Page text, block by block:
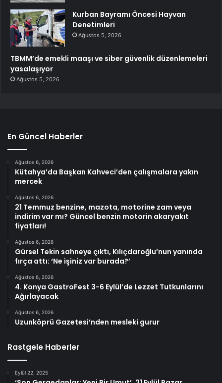
Kurban Bayramı Öncesi Hayvan
Denetimleri
Ağustos 5, 2026
TBMM’de emekli maaşı ve siber güvenlik düzenlemeleri
yasalaşıyor
Ağustos 5, 2026
En Güncel Haberler
Ağustos 6, 2026
Kütahya’da Başkan Kahveci’den çalışmalara yakın
mercek
Ağustos 6, 2026
21 Temmuz benzine, mazota, motorine zam veya
indirim var mı? Güncel benzin motorin akaryakıt
fiyatları!
Ağustos 6, 2026
Gürsel Tekin sahneye çıktı, Kılıçdaroğlu’nun yanında
fırça attı: ‘Ne işiniz var burada?’
Ağustos 6, 2026
4. Konya GastroFest 3-6 Eylül’de Lezzet Tutkunlarını
Ağırlayacak
Ağustos 6, 2026
Uzunköprü Gazetesi’nden mesleki gurur
Rastgele Haberler
Eylül 22, 2025